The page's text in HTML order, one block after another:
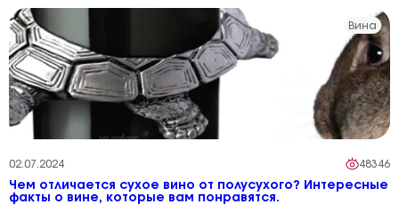
Вина
02.07.2024 48346
Чем отличается сухое вино от полусухого? Интересные
факты о вине, которые вам понравятся.